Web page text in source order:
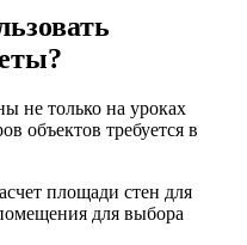
не только на уроках
объектов требуется в
площади стен для
для выбора